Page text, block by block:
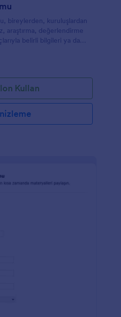
bireylerden, kuruluşlardan
araştırma, değerlendirme
belirli bilgileri ya da
Kullan